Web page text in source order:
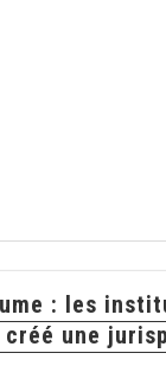
: les
une